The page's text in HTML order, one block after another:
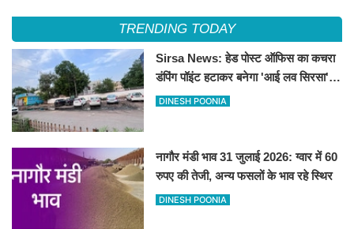
TRENDING TODAY
Sirsa News: हेड पोस्ट ऑफिस का कचरा
डंपिंग पॉइंट हटाकर बनेगा 'आई लव सिरसा'
सेल्फी पॉइंट
DINESH POONIA
नागौर मंडी भाव 31 जुलाई 2026: ग्वार में 60
रुपए की तेजी, अन्य फसलों के भाव रहे स्थिर
DINESH POONIA